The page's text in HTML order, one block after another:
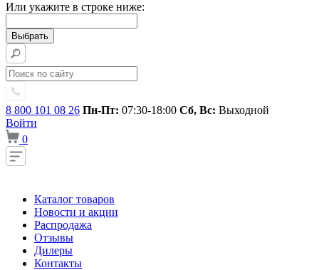
Или укажите в строке ниже:
8 800 101 08 26 Пн-Пт: 07:30-18:00 Сб, Вс: Выходной
Войти
0
Каталог товаров
Новости и акции
Распродажа
Отзывы
Дилеры
Контакты